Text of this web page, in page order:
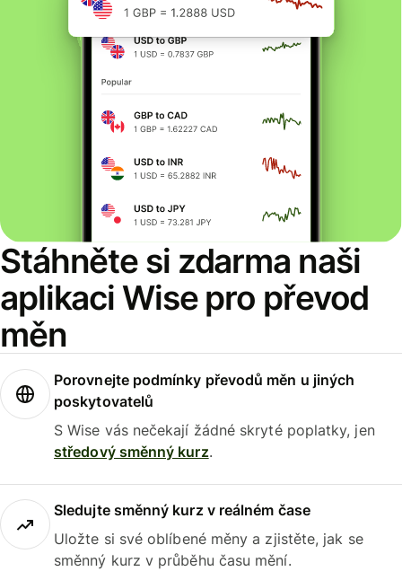
Stáhněte si zdarma naši
aplikaci Wise pro převod
měn
Porovnejte podmínky převodů měn u jiných
poskytovatelů
S Wise vás nečekají žádné skryté poplatky, jen
středový směnný kurz.
Sledujte směnný kurz v reálném čase
Uložte si své oblíbené měny a zjistěte, jak se
směnný kurz v průběhu času mění.